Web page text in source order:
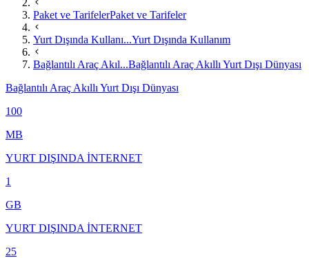
Paket ve TarifelerPaket ve Tarifeler
Yurt Dışında Kullanı...Yurt Dışında Kullanım
Bağlantılı Araç Akıl...Bağlantılı Araç Akıllı Yurt Dışı Dünyası
Bağlantılı Araç Akıllı Yurt Dışı Dünyası
100
MB
YURT DIŞINDA İNTERNET
1
GB
YURT DIŞINDA İNTERNET
25